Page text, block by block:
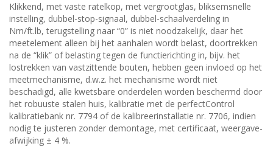
Klikkend, met vaste ratelkop, met vergrootglas, bliksemsnelle
instelling, dubbel-stop-signaal, dubbel-schaalverdeling in
Nm/ft.lb, terugstelling naar “0” is niet noodzakelijk, daar het
meetelement alleen bij het aanhalen wordt belast, doortrekken
na de “klik” of belasting tegen de functierichting in, bijv. het
lostrekken van vastzittende bouten, hebben geen invloed op het
meetmechanisme, d.w.z. het mechanisme wordt niet
beschadigd, alle kwetsbare onderdelen worden beschermd door
het robuuste stalen huis, kalibratie met de perfectControl
kalibratiebank nr. 7794 of de kalibreerinstallatie nr. 7706, indien
nodig te justeren zonder demontage, met certificaat, weergave-
afwijking ± 4 %.